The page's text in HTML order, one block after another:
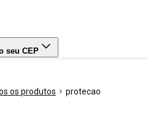
seu CEP
os produtos protecao